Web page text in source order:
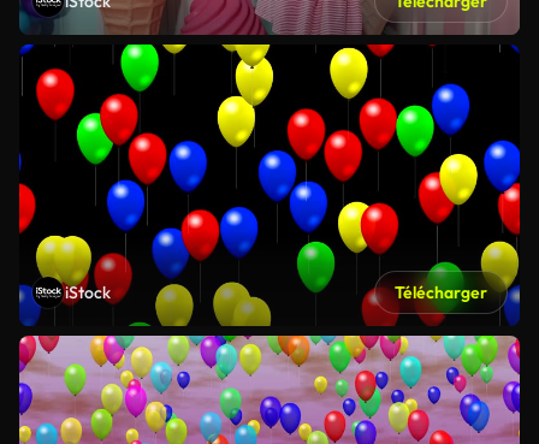
iStock Télécharger